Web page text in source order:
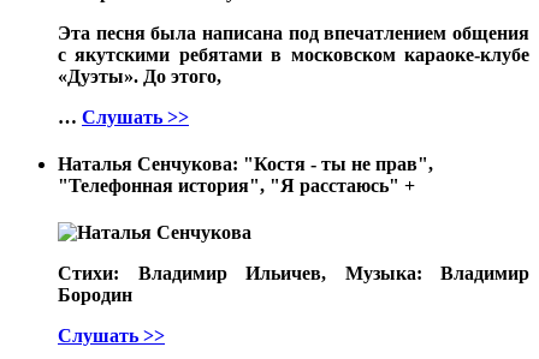
Эта песня была написана под впечатлением общения
с якутскими ребятами в московском караоке-клубе
«Дуэты». До этого,
… Слушать >>
Наталья Сенчукова: "Костя - ты не прав",
"Телефонная история", "Я расстаюсь" +
Стихи: Владимир Ильичев, Музыка: Владимир
Бородин
Слушать >>